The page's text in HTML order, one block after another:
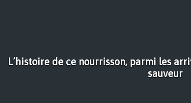
L’histoire de ce nourrisson, parmi les
sauveur